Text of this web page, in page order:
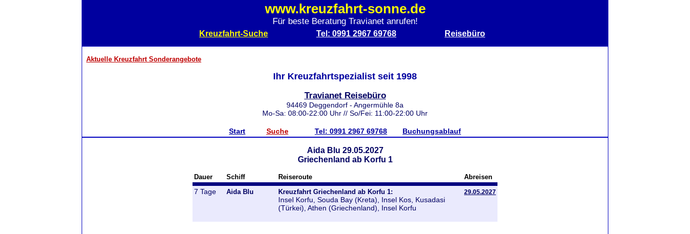
www.kreuzfahrt-sonne.de
Für beste Beratung Travianet anrufen!
Kreuzfahrt-Suche Tel: 0991 2967 69768 Reisebüro
Aktuelle Kreuzfahrt Sonderangebote
Ihr Kreuzfahrtspezialist seit 1998
Travianet Reisebüro
94469 Deggendorf - Angermühle 8a
Mo-Sa: 08:00-22:00 Uhr // So/Fei: 11:00-22:00 Uhr
Start Suche Tel: 0991 2967 69768 Buchungsablauf
Aida Blu 29.05.2027
Griechenland ab Korfu 1
Dauer Schiff Reiseroute Abreisen
7 Tage Aida Blu Kreuzfahrt Griechenland ab Korfu 1:
Insel Korfu, Souda Bay (Kreta), Insel Kos, Kusadasi
(Türkei), Athen (Griechenland), Insel Korfu
29.05.2027